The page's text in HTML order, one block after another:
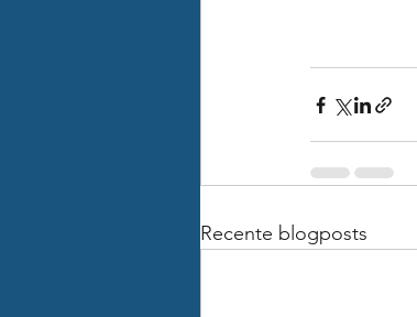
Recente blogposts